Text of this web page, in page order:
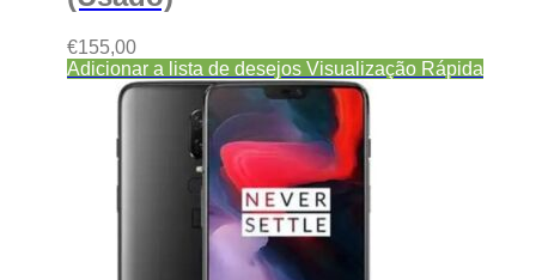
€155,00
Adicionar a lista de desejos Visualização Rápida